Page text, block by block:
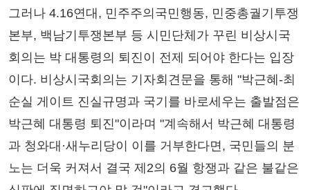
그러나 4.16연대, 민주주의국민행동, 민중총궐기투쟁
본부, 백남기투쟁본부 등 시민단체가 꾸린 비상시국
회의는 박 대통령의 퇴진이 전제 되어야 한다는 입장
이다. 비상시국회의는 기자회견문을 통해 "박근혜-최
순실 게이트 진실규명과 국기를 바로세우는 출발점은
박근혜 대통령 퇴진"이라며 "계속해서 박근혜 대통령
과 청와대·새누리당이 이를 거부한다면, 국민들의 분
노는 더욱 커져서 결국 제2의 6월 항쟁과 같은 불같은